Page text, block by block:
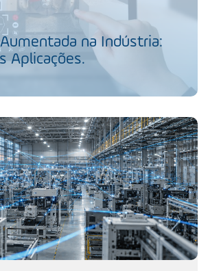
na Indústria:
Aplicações.